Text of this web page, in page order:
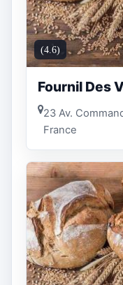
(4.6)
Fournil Des
23 Av.
France